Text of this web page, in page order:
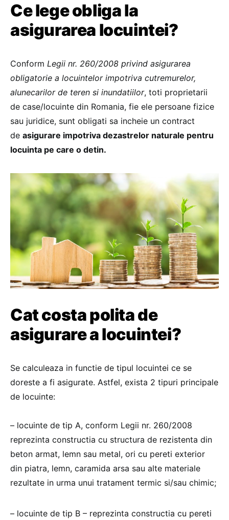
Ce lege obliga la
asigurarea locuintei?
Conform Legii nr. 260/2008 privind asigurarea
obligatorie a locuintelor impotriva cutremurelor,
alunecarilor de teren si inundatiilor, toti proprietarii
de case/locuinte din Romania, fie ele persoane fizice
sau juridice, sunt obligati sa incheie un contract
de asigurare impotriva dezastrelor naturale pentru
locuinta pe care o detin.
Cat costa polita de
asigurare a locuintei?
Se calculeaza in functie de tipul locuintei ce se
doreste a fi asigurate. Astfel, exista 2 tipuri principale
de locuinte:
– locuinte de tip A, conform Legii nr. 260/2008
reprezinta constructia cu structura de rezistenta din
beton armat, lemn sau metal, ori cu pereti exterior
din piatra, lemn, caramida arsa sau alte materiale
rezultate in urma unui tratament termic si/sau chimic;
– locuinte de tip B – reprezinta constructia cu pereti